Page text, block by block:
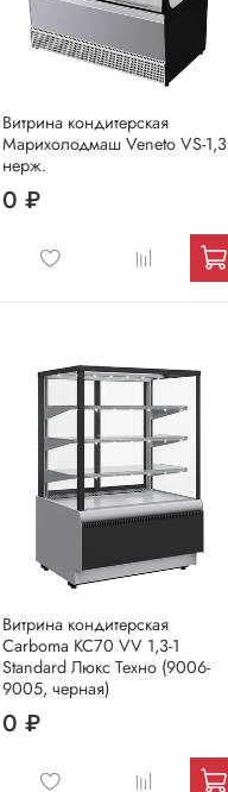
Витрина кондитерская
Марихолодмаш Veneto VS-1,3
нерж.
0 ₽
Витрина кондитерская
Carboma KC70 VV 1,3-1
Standard Люкс Техно (9006-
9005, черная)
0 ₽